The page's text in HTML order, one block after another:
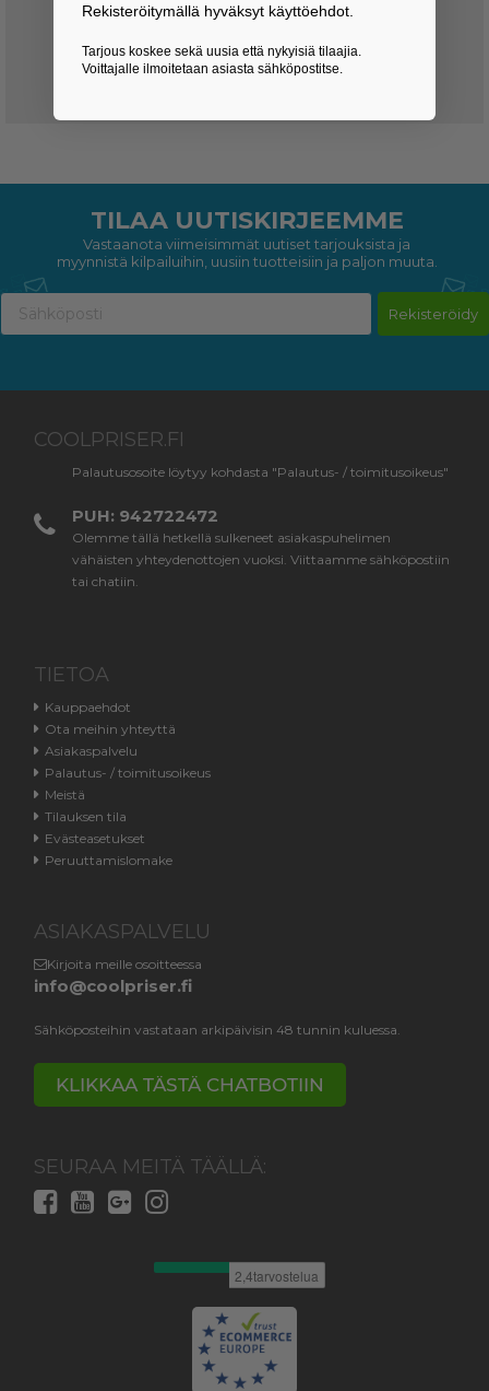
Halvat toimitushinnat
TILAA UUTISKIRJEEMME
Vastaanota viimeisimmät uutiset tarjouksista ja
myynnistä kilpailuihin, uusiin tuotteisiin ja paljon muuta.
Rekisteröidy
COOLPRISER.FI
Palautusosoite löytyy kohdasta "Palautus- / toimitusoikeus"
PUH: 942722472
Olemme tällä hetkellä sulkeneet asiakaspuhelimen
vähäisten yhteydenottojen vuoksi. Viittaamme sähköpostiin
tai chatiin.
TIETOA
Kauppaehdot
Ota meihin yhteyttä
Asiakaspalvelu
Palautus- / toimitusoikeus
Meistä
Tilauksen tila
Evästeasetukset
Peruuttamislomake
ASIAKASPALVELU
Kirjoita meille osoitteessa
info@coolpriser.fi
Sähköposteihin vastataan arkipäivisin 48 tunnin kuluessa.
KLIKKAA TÄSTÄ CHATBOTIIN
SEURAA MEITÄ TÄÄLLÄ:
Rekisteröitymällä hyväksyt käyttöehdot.
Tarjous koskee sekä uusia että nykyisiä tilaajia.
Voittajalle ilmoitetaan asiasta sähköpostitse.